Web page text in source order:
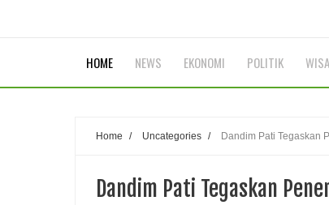
HOME NEWS EKONOMI POLITIK
Home / Uncategories / Dandim Pati Tegaskan
Dandim Pati Tegaskan